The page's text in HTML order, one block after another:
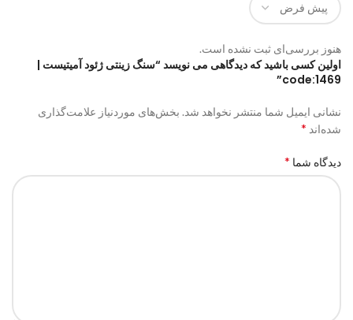
هنوز بررسی‌ای ثبت نشده است.
اولین کسی باشید که دیدگاهی می نویسد “سنگ زینتی ژئود آمیتیست |
code:1469”
نشانی ایمیل شما منتشر نخواهد شد. بخش‌های موردنیاز علامت‌گذاری
شده‌اند *
دیدگاه شما *